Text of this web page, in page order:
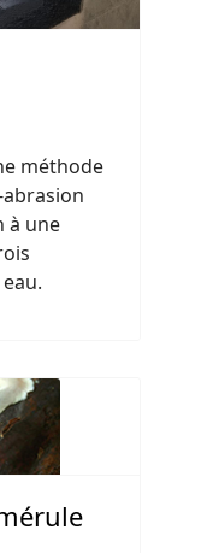
méthode
à une